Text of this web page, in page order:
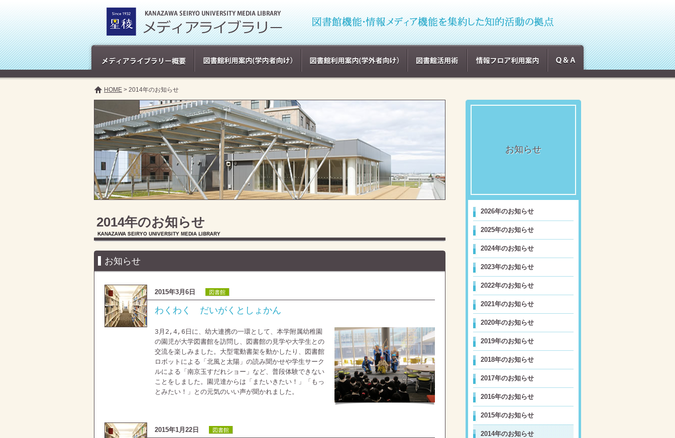
HOME > 2014年のお知らせ
2014年のお知らせ
お知らせ
2015年3月6日 図書館
わくわく だいがくとしょかん
3月2,4,6日に、幼大連携の一環として、本学附属幼稚園
の園児が大学図書館を訪問し、図書館の見学や大学生との
交流を楽しみました。大型電動書架を動かしたり、図書館
ロボットによる「北風と太陽」の読み聞かせや学生サーク
ルによる「南京玉すだれショー」など、普段体験できない
ことをしました。園児達からは「またいきたい！」「もっ
とみたい！」との元気のいい声が聞かれました。
2015年1月22日 図書館
お知らせ
2026年のお知らせ
2025年のお知らせ
2024年のお知らせ
2023年のお知らせ
2022年のお知らせ
2021年のお知らせ
2020年のお知らせ
2019年のお知らせ
2018年のお知らせ
2017年のお知らせ
2016年のお知らせ
2015年のお知らせ
2014年のお知らせ